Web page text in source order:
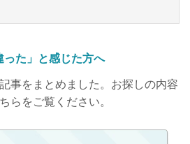
った」と感じた方へ
事をまとめました。お探しの内容
らをご覧ください。